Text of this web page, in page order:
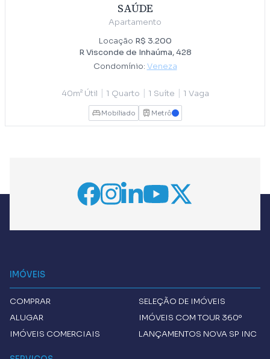
SAÚDE
Apartamento
Locação R$ 3.200
R Visconde de Inhaúma, 428
Condomínio: Veneza
40m² Útil | 1 Quarto | 1 Suíte | 1 Vaga
Mobiliado Metrô AZUL
IMÓVEIS
COMPRAR
ALUGAR
IMÓVEIS COMERCIAIS
SELEÇÃO DE IMÓVEIS
IMÓVEIS COM TOUR 360º
LANÇAMENTOS NOVA SP INC